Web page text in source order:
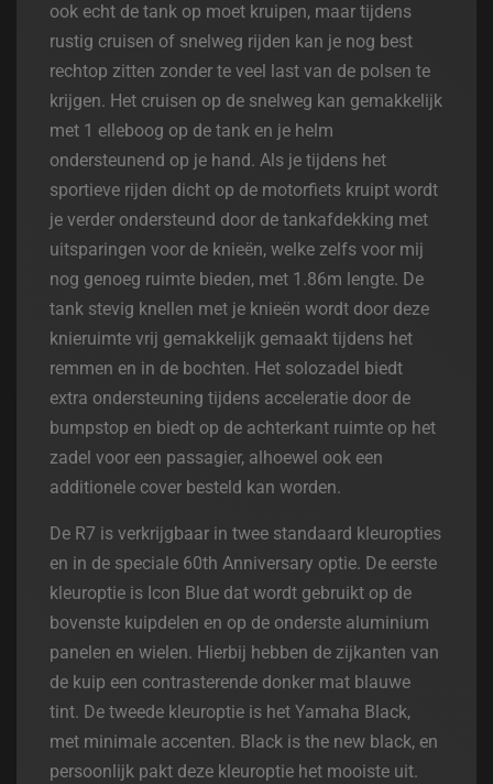
ook echt de tank op moet kruipen, maar tijdens
rustig cruisen of snelweg rijden kan je nog best
rechtop zitten zonder te veel last van de polsen te
krijgen. Het cruisen op de snelweg kan gemakkelijk
met 1 elleboog op de tank en je helm
ondersteunend op je hand. Als je tijdens het
sportieve rijden dicht op de motorfiets kruipt wordt
je verder ondersteund door de tankafdekking met
uitsparingen voor de knieën, welke zelfs voor mij
nog genoeg ruimte bieden, met 1.86m lengte. De
tank stevig knellen met je knieën wordt door deze
knieruimte vrij gemakkelijk gemaakt tijdens het
remmen en in de bochten. Het solozadel biedt
extra ondersteuning tijdens acceleratie door de
bumpstop en biedt op de achterkant ruimte op het
zadel voor een passagier, alhoewel ook een
additionele cover besteld kan worden.
De R7 is verkrijgbaar in twee standaard kleuropties
en in de speciale 60th Anniversary optie. De eerste
kleuroptie is Icon Blue dat wordt gebruikt op de
bovenste kuipdelen en op de onderste aluminium
panelen en wielen. Hierbij hebben de zijkanten van
de kuip een contrasterende donker mat blauwe
tint. De tweede kleuroptie is het Yamaha Black,
met minimale accenten. Black is the new black, en
persoonlijk pakt deze kleuroptie het mooiste uit.